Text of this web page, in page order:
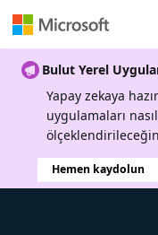
Bulut Yerel
Yapay zekaya
uygulamaları
Hemen kaydolun